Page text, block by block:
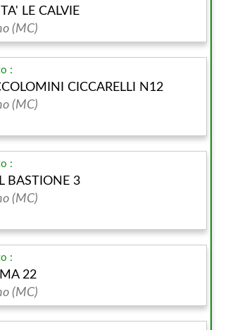
LE CALVIE
(MC)
:
CICCARELLI N12
(MC)
:
BASTIONE 3
(MC)
:
22
(MC)